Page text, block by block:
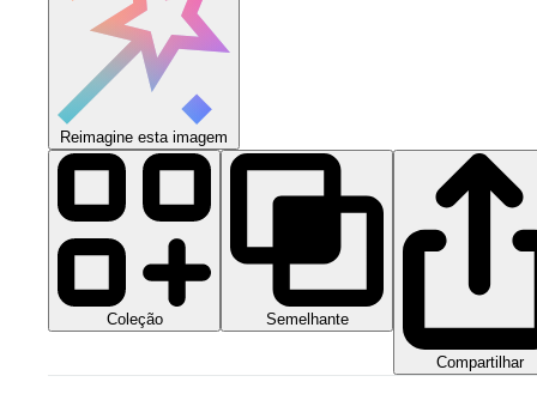
Reimagine esta imagem
Coleção Semelhante
Compartilhar